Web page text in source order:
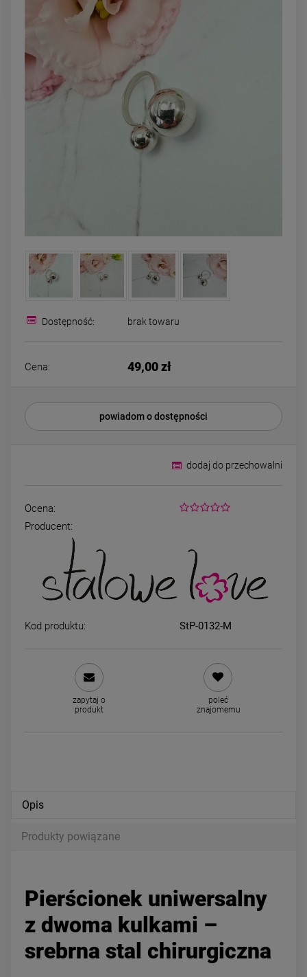
DO KOSZYKA
Bransoletka srebrna STAL
CHIRURGICZNA
MAMA naszyjnik STAL
CHIRURGICZNA z sercem
44,00 zł
Kolczyki STAL
koła 3 cm szersze 0,5 cm
39,00 zł
Dostępność: brak towaru
Cena: 49,00 zł
powiadom o dostępności
dodaj do przechowalni
Ocena:
Producent:
Kod produktu: StP-0132-M
zapytaj o
produkt
poleć
znajomemu
Opis
Produkty powiązane
Pierścionek uniwersalny
z dwoma kulkami –
srebrna stal chirurgiczna